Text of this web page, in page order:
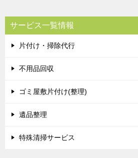
ビ
ゲ
ー
シ
サービス一覧情報
片付け・掃除代行
不用品回収
ゴミ屋敷片付け(整理)
遺品整理
特殊清掃サービス